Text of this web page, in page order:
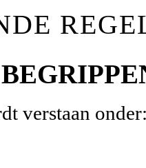
verstaan